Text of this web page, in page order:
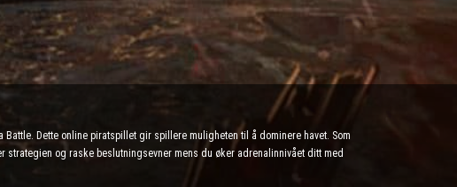
Dette online piratspillet gir spillere muligheten til å dominere havet. Som
og raske beslutningsevner mens du øker adrenalinnivået ditt med